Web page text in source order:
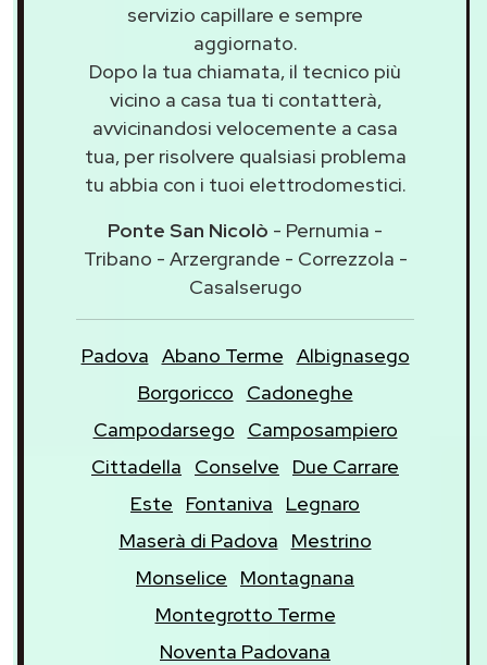
servizio capillare e sempre
aggiornato.
Dopo la tua chiamata, il tecnico più
vicino a casa tua ti contatterà,
avvicinandosi velocemente a casa
tua, per risolvere qualsiasi problema
tu abbia con i tuoi elettrodomestici.
Ponte San Nicolò - Pernumia -
Tribano - Arzergrande - Correzzola -
Casalserugo
Padova Abano Terme Albignasego
Borgoricco
Cadoneghe
Campodarsego
Camposampiero
Cittadella
Conselve
Due Carrare
Este
Fontaniva
Legnaro
Maserà di Padova
Mestrino
Monselice
Montagnana
Montegrotto Terme
Noventa Padovana